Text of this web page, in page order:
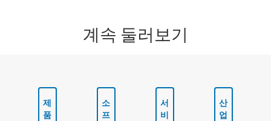
계속 둘러보기
제
품
소
프
서
비
산
업